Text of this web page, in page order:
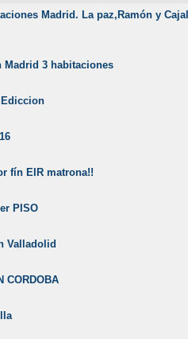
Madrid. La paz,Ramón y
0 de 5
Madrid 3 habitaciones
0 de 5
3 45
Ediccion
0 de 5
345
0 de 5
4
fín EIR matrona!!
3 de 5
4 5
PISO
0 de 5
4 5
Valladolid
0 de 5
45
CORDOBA
0 de 5
45
0 de 5
45